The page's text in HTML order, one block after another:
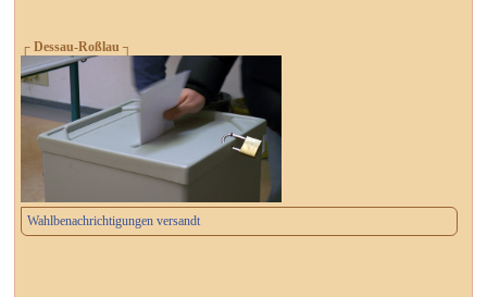
┌ Dessau-Roßlau ┐
Wahlbenachrichtigungen versandt